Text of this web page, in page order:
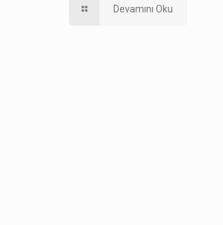
Devamını Oku